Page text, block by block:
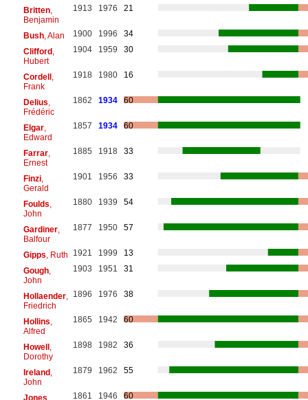
Britten,
Benjamin
1913 1976 21
Bush, Alan 1900 1996
34
Clifford,
Hubert
1904 1959 30
Cordell,
Frank
1918 1980 16
Delius
Frédéric
1862 1934 60
Elgar,
Edward
1857 1934 60
Farrar,
Ernest
1885 1918 33
Finzi,
Gerald
1901 1956 33
Foulds
John
1880 1939 54
Gardiner,
Balfour
1877 1950 57
Gipps , Ruth 1921 1999
13
Gough,
John
1903 1951 31
Hollaender,
Friedrich
1896 1976 38
Hollins
Alfred
1865 1942 60
Howell,
Dorothy
1898 1982 36
Ireland,
John
1879 1962 55
Jones 1861 1946 60